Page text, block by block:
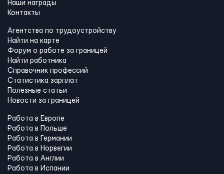
Наши награды
Контакты
Агентства по трудоустройству
Найти на карте
Форум о работе за границей
Найти работника
Справочник профессий
Статистика зарплат
Полезные статьи
Новости за границей
Работа в Европе
Работа в Польше
Работа в Германии
Работа в Норвегии
Работа в Англии
Работа в Испании